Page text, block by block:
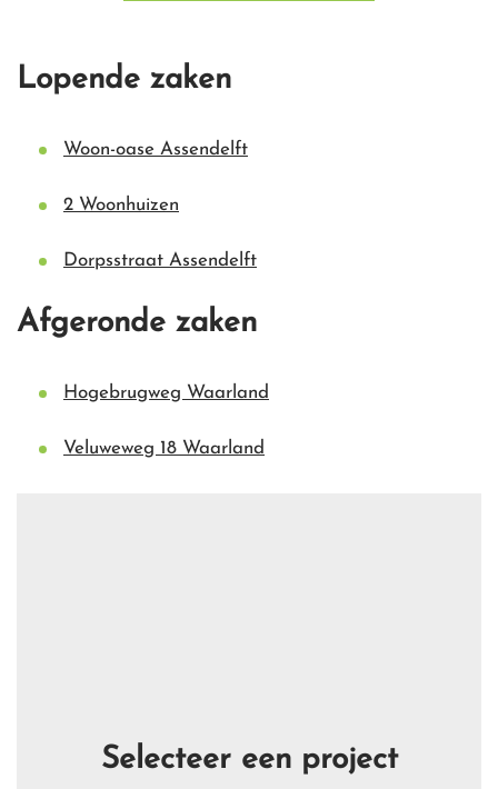
Lopende zaken
Woon-oase Assendelft
2 Woonhuizen
Dorpsstraat Assendelft
Afgeronde zaken
Hogebrugweg Waarland
Veluweweg 18 Waarland
Selecteer een project